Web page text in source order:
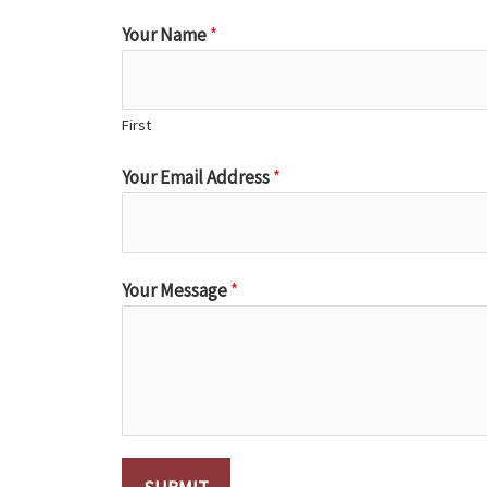
Your Name*
First
Your Email Address*
Your Message*